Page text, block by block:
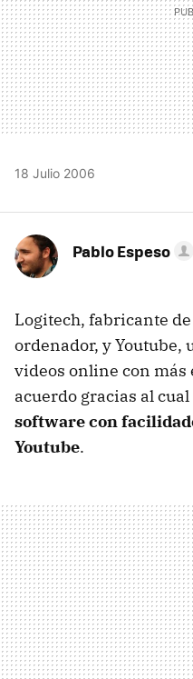
18 Julio 2006
Pablo Espeso
Logitech, fabricante
ordenador, y Youtube,
videos online con más
acuerdo gracias al cual
software con
Youtube.